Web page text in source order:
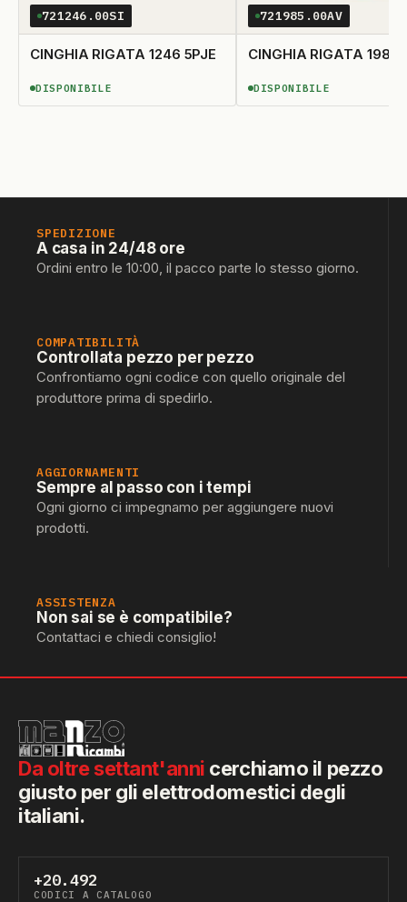
721246.00SI
CINGHIA RIGATA 1246 5PJE
DISPONIBILE
DISPONIBILE
721985.00AV
CINGHIA RIGATA 1985
DISPONIBILE
DISPONIBILE
SPEDIZIONE
A casa in 24/48 ore
Ordini entro le 10:00, il pacco parte lo stesso giorno.
COMPATIBILITÀ
Controllata pezzo per pezzo
Confrontiamo ogni codice con quello originale del
produttore prima di spedirlo.
AGGIORNAMENTI
Sempre al passo con i tempi
Ogni giorno ci impegnamo per aggiungere nuovi
prodotti.
ASSISTENZA
Non sai se è compatibile?
Contattaci e chiedi consiglio!
Da oltre settant'anni cerchiamo il pezzo
giusto per gli elettrodomestici degli
italiani.
+20.492
CODICI A CATALOGO